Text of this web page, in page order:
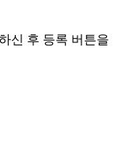
신 후 등록 버튼을